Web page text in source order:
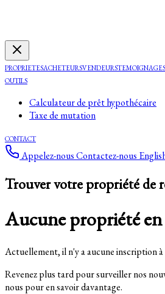
PROPRIETESACHETEURSVENDEURSTEMOIGNAGES
OUTILS
Calculateur de prêt hypothécaire
Taxe de mutation
CONTACT
Appelez-nousContactez-nous
Trouver votre propriété de
Aucune propriété
Actuellement, il n'y a aucune inscription
Revenez plus tard pour surveiller nos
nous pour en savoir davantage.